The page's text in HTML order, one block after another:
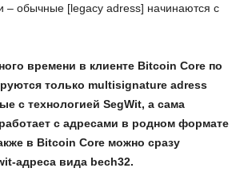
– обычные [legacy adress] начинаются с
времени в клиенте Bitcoin Core по
только multisignature adress
с технологией SegWit, а сама
с адресами в родном формате
в Bitcoin Core можно сразу
адреса вида bech32.